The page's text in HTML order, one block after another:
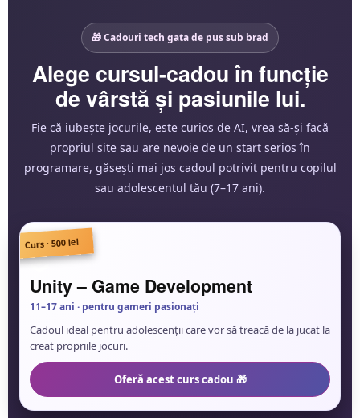
🎁 Cadouri tech gata de pus sub brad
Alege cursul-cadou în funcție
de vârstă și pasiunile lui.
Fie că iubește jocurile, este curios de AI, vrea să-și facă
propriul site sau are nevoie de un start serios în
programare, găsești mai jos cadoul potrivit pentru copilul
sau adolescentul tău (7–17 ani).
Curs · 500 lei
🕹️
Unity – Game Development
11–17 ani · pentru gameri pasionați
Cadoul ideal pentru adolescenții care vor să treacă de la jucat la
creat propriile jocuri.
Oferă acest curs cadou 🎁